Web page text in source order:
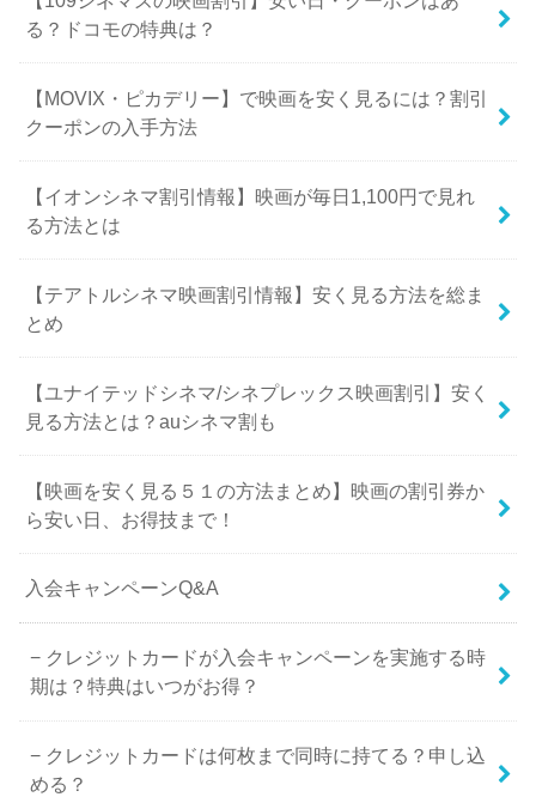
る？ドコモの特典は？
【MOVIX・ピカデリー】で映画を安く見るには？割引
クーポンの入手方法
【イオンシネマ割引情報】映画が毎日1,100円で見れ
る方法とは
【テアトルシネマ映画割引情報】安く見る方法を総ま
とめ
【ユナイテッドシネマ/シネプレックス映画割引】安く
見る方法とは？auシネマ割も
【映画を安く見る５１の方法まとめ】映画の割引券か
ら安い日、お得技まで！
入会キャンペーンQ&A
クレジットカードが入会キャンペーンを実施する時
期は？特典はいつがお得？
クレジットカードは何枚まで同時に持てる？申し込
める？